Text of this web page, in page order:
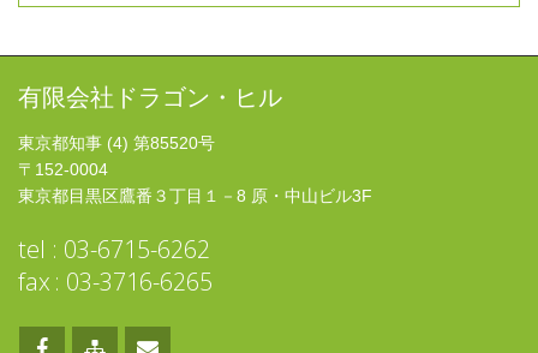
有限会社ドラゴン・ヒル
東京都知事 (4) 第85520号
〒152-0004
東京都目黒区鷹番３丁目１－8 原・中山ビル3F
tel : 03-6715-6262
fax : 03-3716-6265